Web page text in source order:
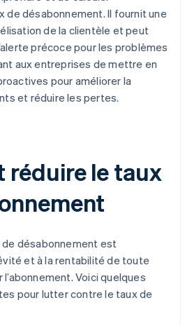
de désabonnement. Il fournit une
de la clientèle et peut
précoce pour les problèmes
aux entreprises de mettre en
pour améliorer la
et réduire les pertes.
réduire le taux
désabonnement est
et à la rentabilité de toute
Voici quelques
pour lutter contre le taux de